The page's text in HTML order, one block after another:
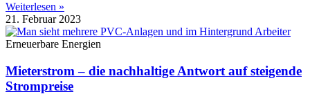
Weiterlesen »
21. Februar 2023
Erneuerbare Energien
Mieterstrom – die nachhaltige Antwort auf steigende
Strompreise